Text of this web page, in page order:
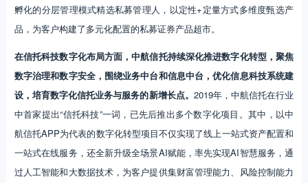
孵化的分层管理模式精选私募管理人，以定性+定量方式多维度甄选产
品，为客户构建了多元化配置的私募证券产品超市。
在信托科技数字化布局方面，中航信托持续深化推进数字化转型，聚焦
数字治理和数字安全，围绕业务中台和信息中台，优化信息科技系统建
设，培育数字化信托业务与服务的新增长点。 2019年，中航信托在行业
中首家提出“信托科技”一词，已先后推出多个数字化项目。其中，以中
航信托APP为代表的数字化转型项目不仅实现了线上一站式资产配置和
一站式在线服务，还全新升级全场景AI赋能，率先实现AI智慧服务，通
过人工智能和大数据技术，为客户提供集财富管理能力、风险控制能力